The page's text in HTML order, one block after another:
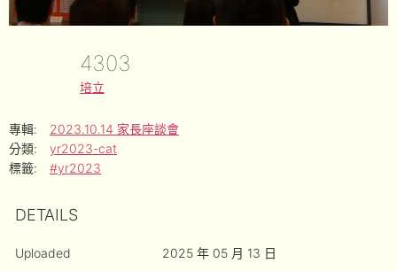
4303
培立
專輯:
2023.10.14 家長座談會
分類:
yr2023-cat
標籤:
#yr2023
DETAILS
Uploaded 2025 年 05 月 13 日